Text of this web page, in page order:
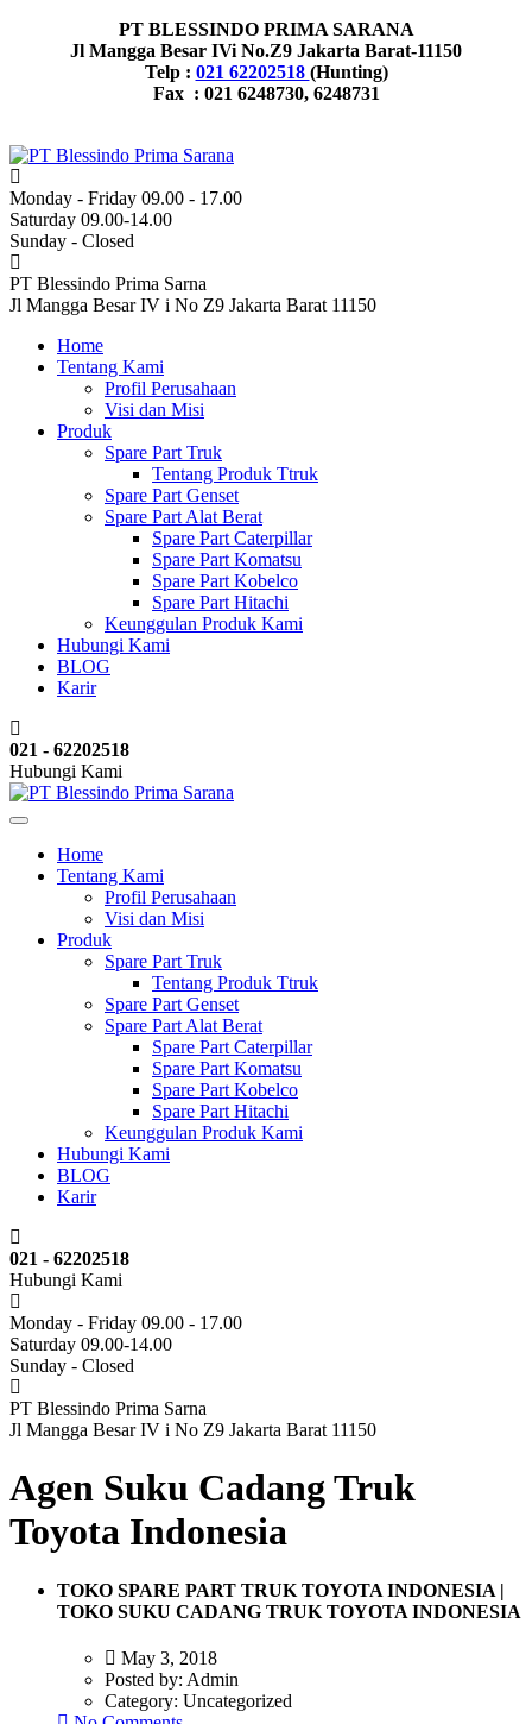
PT BLESSINDO PRIMA SARANA
Jl Mangga Besar IVi No.Z9 Jakarta Barat-11150
Telp : 021 62202518 (Hunting)
Fax : 021 6248730, 6248731
Monday - Friday 09.00 - 17.00
Saturday 09.00-14.00
Sunday - Closed
PT Blessindo Prima Sarna
Jl Mangga Besar IV i No Z9 Jakarta Barat 11150
Home
Tentang Kami
Profil Perusahaan
Visi dan Misi
Produk
Spare Part Truk
Tentang Produk Ttruk
Spare Part Genset
Spare Part Alat Berat
Spare Part Caterpillar
Spare Part Komatsu
Spare Part Kobelco
Spare Part Hitachi
Keunggulan Produk Kami
Hubungi Kami
BLOG
Karir
021 - 62202518
Hubungi Kami
Home
Tentang Kami
Profil Perusahaan
Visi dan Misi
Produk
Spare Part Truk
Tentang Produk Ttruk
Spare Part Genset
Spare Part Alat Berat
Spare Part Caterpillar
Spare Part Komatsu
Spare Part Kobelco
Spare Part Hitachi
Keunggulan Produk Kami
Hubungi Kami
BLOG
Karir
021 - 62202518
Hubungi Kami
Monday - Friday 09.00 - 17.00
Saturday 09.00-14.00
Sunday - Closed
PT Blessindo Prima Sarna
Jl Mangga Besar IV i No Z9 Jakarta Barat 11150
Agen Suku Cadang Truk
Toyota Indonesia
TOKO SPARE PART TRUK TOYOTA INDONESIA |
TOKO SUKU CADANG TRUK TOYOTA INDONESIA
May 3, 2018
Posted by: Admin
Category: Uncategorized